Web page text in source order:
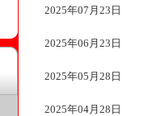
2025年07月23日
2025年06月23日
2025年05月28日
2025年04月28日